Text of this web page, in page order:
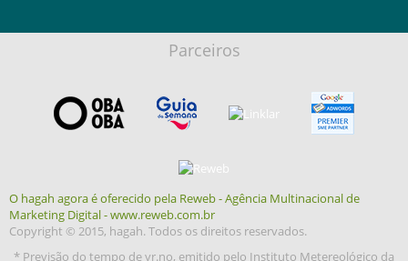
Parceiros
O hagah agora é oferecido pela Reweb - Agência Multinacional de
Marketing Digital - www.reweb.com.br
Copyright © 2015, hagah. Todos os direitos reservados.
* Previsão do tempo de yr.no, emitido pelo Instituto Metereológico da